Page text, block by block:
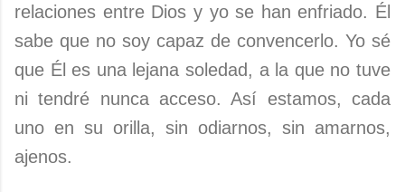
relaciones entre Dios y yo se han enfriado. Él
sabe que no soy capaz de convencerlo. Yo sé
que Él es una lejana soledad, a la que no tuve
ni tendré nunca acceso. Así estamos, cada
uno en su orilla, sin odiarnos, sin amarnos,
ajenos.